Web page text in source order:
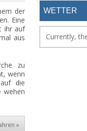
der
Eine
ihr auf
aus
zu
wenn
die
wehen
»
WETTER
Currently,